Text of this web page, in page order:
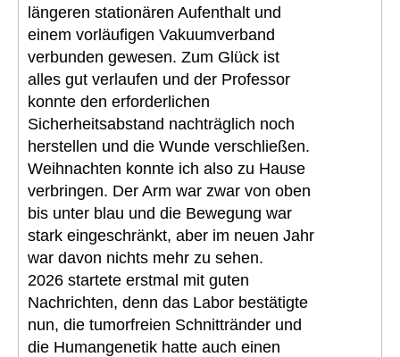
längeren stationären Aufenthalt und
einem vorläufigen Vakuumverband
verbunden gewesen. Zum Glück ist
alles gut verlaufen und der Professor
konnte den erforderlichen
Sicherheitsabstand nachträglich noch
herstellen und die Wunde verschließen.
Weihnachten konnte ich also zu Hause
verbringen. Der Arm war zwar von oben
bis unter blau und die Bewegung war
stark eingeschränkt, aber im neuen Jahr
war davon nichts mehr zu sehen.
2026 startete erstmal mit guten
Nachrichten, denn das Labor bestätigte
nun, die tumorfreien Schnittränder und
die Humangenetik hatte auch einen